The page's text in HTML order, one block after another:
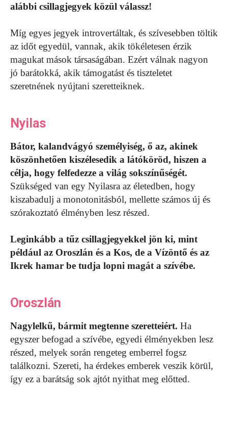
alábbi csillagjegyek közül válassz!
Míg egyes jegyek introvertáltak, és szívesebben töltik
az időt egyedül, vannak, akik tökéletesen érzik
magukat mások társaságában. Ezért válnak nagyon
jó barátokká, akik támogatást és tiszteletet
szeretnének nyújtani szeretteiknek.
Nyilas
Bátor, kalandvágyó személyiség, ő az, akinek
köszönhetően kiszélesedik a látóköröd, hiszen a
célja, hogy felfedezze a világ sokszínűségét.
Szükséged van egy Nyilasra az életedben, hogy
kiszabadulj a monotonitásból, mellette számos új és
szórakoztató élményben lesz részed.
Leginkább a tűz csillagjegyekkel jön ki, mint
például az Oroszlán és a Kos, de a Vízöntő és az
Ikrek hamar be tudja lopni magát a szívébe.
Oroszlán
Nagylelkű, bármit megtenne szeretteiért. Ha
egyszer befogad a szívébe, egyedi élményekben lesz
részed, melyek során rengeteg emberrel fogsz
találkozni. Szereti, ha érdekes emberek veszik körül,
így ez a barátság sok ajtót nyithat meg előtted.